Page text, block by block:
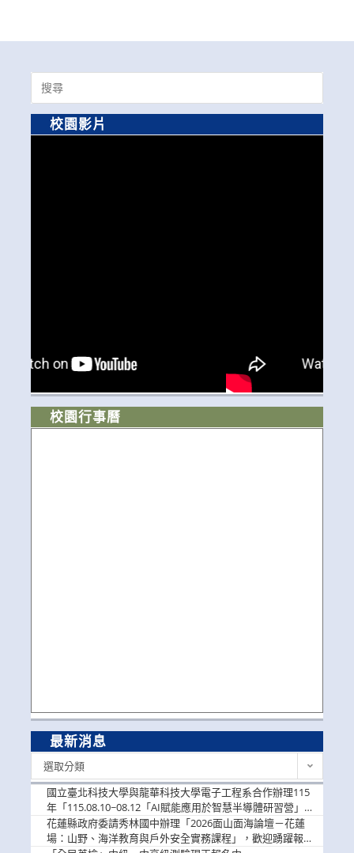
Search
for:
校園影片
校園行事曆
最新消息
選取分類
國立臺北科技大學與龍華科技大學電子工程系合作辦理115
年「115.08.10~08.12「AI賦能應用於智慧半導體研習營」，
歡迎學生踴躍報名參加
花蓮縣政府委請秀林國中辦理「2026面山面海論壇－花蓮
場：山野、海洋教育與戶外安全實務課程」，歡迎踴躍報名